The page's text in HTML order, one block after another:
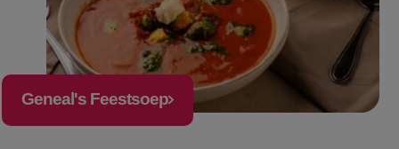
Geneal's Feestsoep